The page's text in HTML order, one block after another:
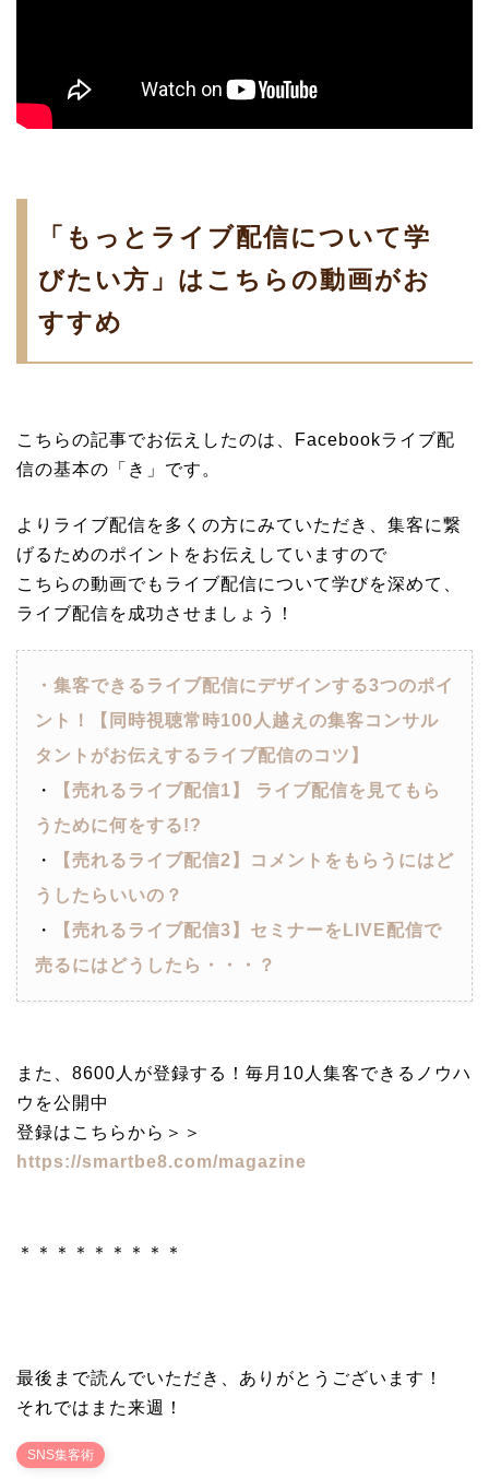
「もっとライブ配信について学
びたい方」はこちらの動画がお
すすめ
こちらの記事でお伝えしたのは、Facebookライブ配
信の基本の「き」です。
よりライブ配信を多くの方にみていただき、集客に繋
げるためのポイントをお伝えしていますので
こちらの動画でもライブ配信について学びを深めて、
ライブ配信を成功させましょう！
・集客できるライブ配信にデザインする3つのポイ
ント！【同時視聴常時100人越えの集客コンサル
タントがお伝えするライブ配信のコツ】
・
【売れるライブ配信1】 ライブ配信を見てもら
うために何をする!?
・
【売れるライブ配信2】コメントをもらうにはど
うしたらいいの？
・
【売れるライブ配信3】セミナーをLIVE配信で
売るにはどうしたら・・・？
また、8600人が登録する！毎月10人集客できるノウハ
ウを公開中
登録はこちらから＞＞
https://smartbe8.com/magazine
＊＊＊＊＊＊＊＊＊
最後まで読んでいただき、ありがとうございます！
それではまた来週！
SNS集客術